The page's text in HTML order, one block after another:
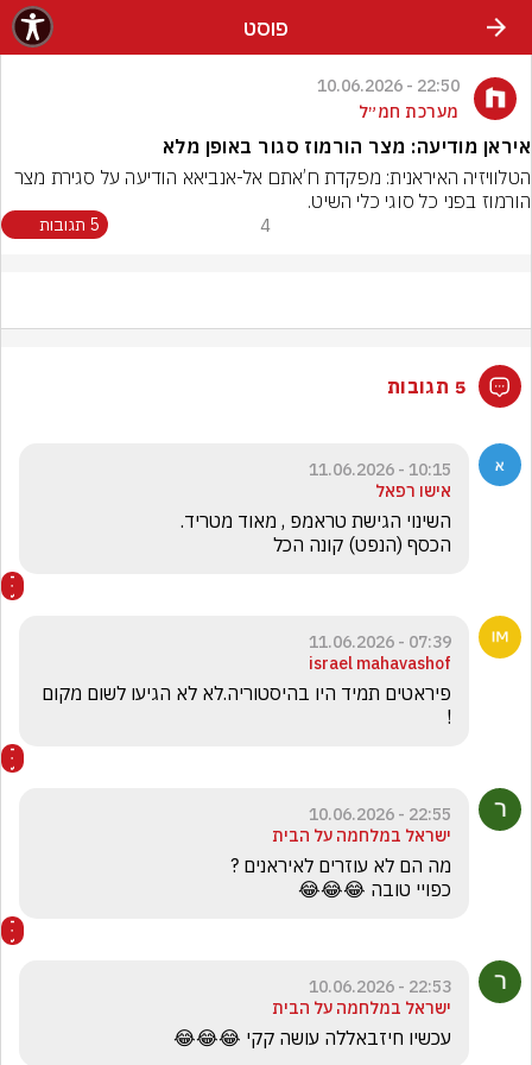
פוסט
22:50 - 10.06.2026
מערכת חמ״ל
איראן מודיעה: מצר הורמוז סגור באופן מלא
הורמוז בפני כל סוגי כלי השיט.
4 5 תגובות
5 תגובות
10:15 - 11.06.2026
אישו רפאל
הכסף (הנפט) קונה הכל
07:39 - 11.06.2026
israel mahavashof
!
22:55 - 10.06.2026
ישראל במלחמה על הבית
כפויי טובה 😂😂😂
22:53 - 10.06.2026
ישראל במלחמה על הבית
עכשיו חיזבאללה עושה קקי 😂😂😂